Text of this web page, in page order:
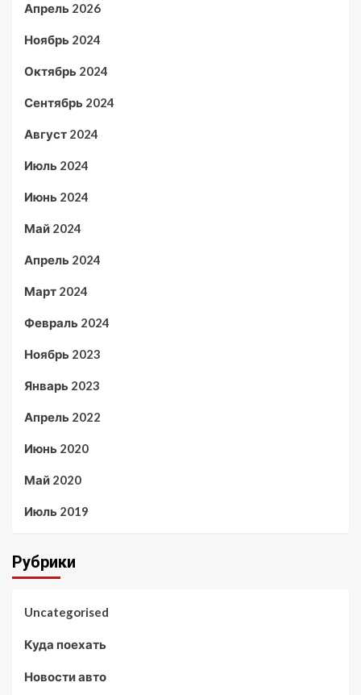
Апрель 2026
Ноябрь 2024
Октябрь 2024
Сентябрь 2024
Август 2024
Июль 2024
Июнь 2024
Май 2024
Апрель 2024
Март 2024
Февраль 2024
Ноябрь 2023
Январь 2023
Апрель 2022
Июнь 2020
Май 2020
Июль 2019
Рубрики
Uncategorised
Куда поехать
Новости авто